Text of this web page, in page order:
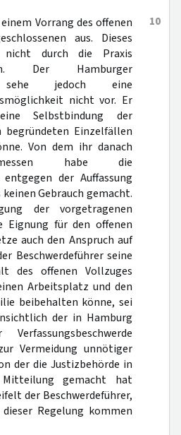
10
Vorrang des offenen
aus. Dieses
nicht durch die Praxis
Der Hamburger
sehe jedoch eine
nicht vor. Er
Selbstbindung der
Einzelfällen
Von dem ihr danach
habe die
der Auffassung
Gebrauch gemacht.
der vorgetragenen
Eignung für den offenen
auch den Anspruch auf
Beschwerdeführer seine
des offenen Vollzuges
Arbeitsplatz und den
beibehalten könne, sei
der in Hamburg
Vermeidung unnötiger
der die Justizbehörde in
gemacht hat
der Beschwerdeführer,
Regelung kommen